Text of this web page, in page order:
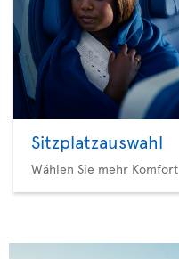
Sitzplatzauswahl
Wählen Sie mehr Komfort